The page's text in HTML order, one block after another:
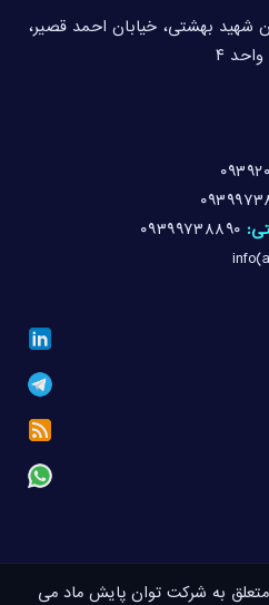
شهید بهشتی، خیابان احمد قصیر،
۰۹۳۹۹۷۳۸۸۹۰
به شرکت توان پایش ماد می